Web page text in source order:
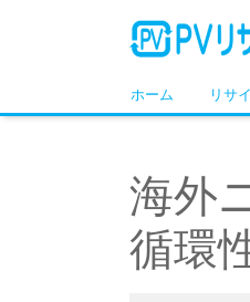
ホーム リサ
海外
循環